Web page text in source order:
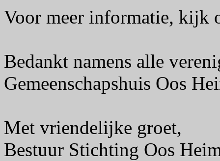
Voor meer informatie, kijk
Bedankt namens alle
Gemeenschapshuis Oos
Met vriendelijke groet,
Bestuur Stichting Oos